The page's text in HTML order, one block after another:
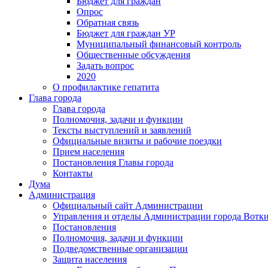
Опрос
Обратная связь
Бюджет для граждан УР
Муниципальный финансовый контроль
Общественные обсуждения
Задать вопрос
2020
О профилактике гепатита
Глава города
Глава города
Полномочия, задачи и функции
Тексты выступлений и заявлений
Официальные визиты и рабочие поездки
Прием населения
Постановления Главы города
Контакты
Дума
Администрация
Официальный сайт Администрации
Управления и отделы Администрации города
Постановления
Полномочия, задачи и функции
Подведомственные организации
Защита населения